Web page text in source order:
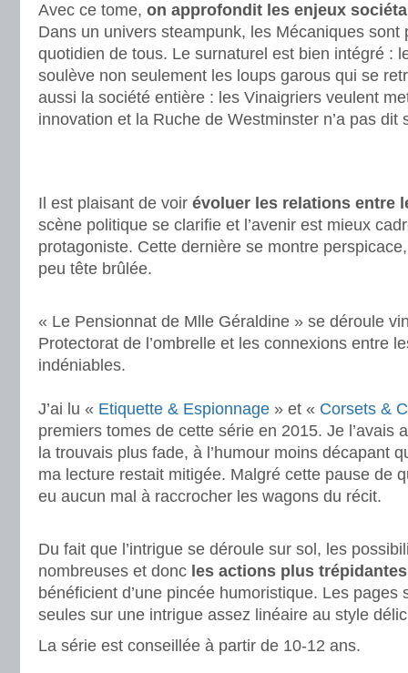
Avec ce tome, on approfondit les enjeux
Dans un univers steampunk, les Mécaniques sont
quotidien de tous. Le surnaturel est bien intégré :
soulève non seulement les loups garous qui se
aussi la société entière : les Vinaigriers veulent
innovation et la Ruche de Westminster n’a pas dit
Il est plaisant de voir évoluer les relations entre
scène politique se clarifie et l’avenir est mieux
protagoniste. Cette dernière se montre
peu tête brûlée.
« Le Pensionnat de Mlle Géraldine » se déroule
Protectorat de l’ombrelle et les connexions entre
indéniables.
J’ai lu « Etiquette & Espionnage » et « Corsets &
premiers tomes de cette série en 2015. Je l’avais
la trouvais plus fade, à l’humour moins décapant
ma lecture restait mitigée. Malgré cette pause de
eu aucun mal à raccrocher les wagons du récit.
Du fait que l’intrigue se déroule sur sol, les
nombreuses et donc les actions plus trépidantes
bénéficient d’une pincée humoristique. Les pages
seules sur une intrigue assez linéaire au style
La série est conseillée à partir de 10-12 ans.